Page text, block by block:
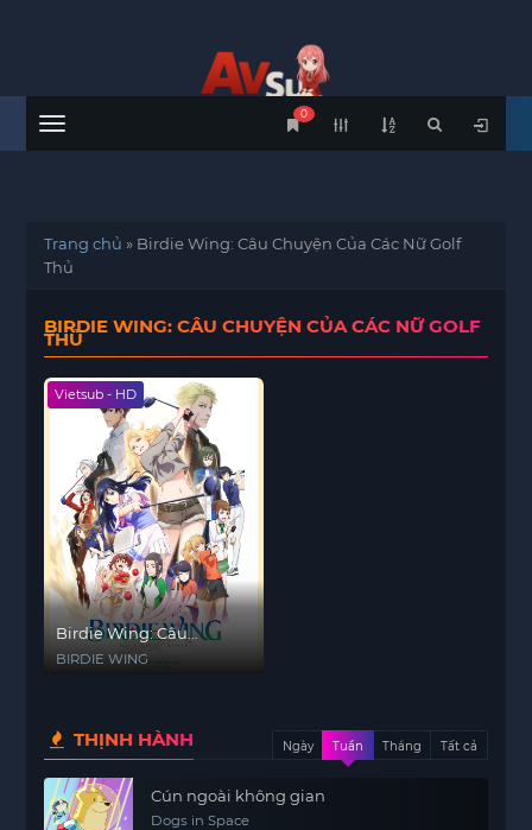
Menu
0
Trang chủ » Birdie Wing: Câu Chuyện Của Các Nữ Golf
Thủ
BIRDIE WING: CÂU CHUYỆN CỦA CÁC NỮ GOLF
THỦ
Vietsub - HD
Birdie Wing: Câu
Chuyện Của Các Nữ Golf
BIRDIE WING
THỊNH HÀNH Ngày Tuần Tháng Tất cả
Cún ngoài không gian
Dogs in Space